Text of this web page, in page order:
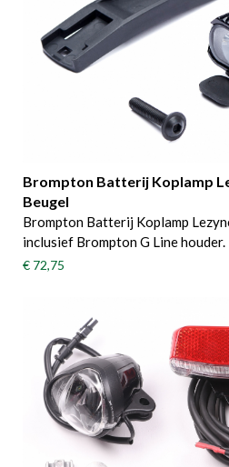
Brompton Batterij Koplamp
Beugel
Brompton Batterij Koplamp
inclusief Brompton G Line houder.
€ 72,75